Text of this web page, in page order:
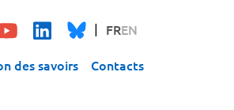
FREN
des savoirs Contacts